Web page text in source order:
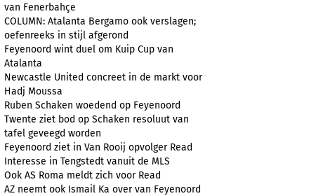
van Fenerbahçe
COLUMN: Atalanta Bergamo ook verslagen;
oefenreeks in stijl afgerond
Feyenoord wint duel om Kuip Cup van
Atalanta
Newcastle United concreet in de markt voor
Hadj Moussa
Ruben Schaken woedend op Feyenoord
Twente ziet bod op Schaken resoluut van
tafel geveegd worden
Feyenoord ziet in Van Rooij opvolger Read
Interesse in Tengstedt vanuit de MLS
Ook AS Roma meldt zich voor Read
AZ neemt ook Ismail Ka over van Feyenoord